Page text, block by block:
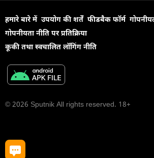
हमारे बारे में उपयोग की शर्तें फीडबैक फॉर्म
गोपनीयता नीति पर प्रतिक्रिया
कूकी तथा स्वचालित लॉगिंग नीति
© 2026 Sputnik All rights reserved. 18+